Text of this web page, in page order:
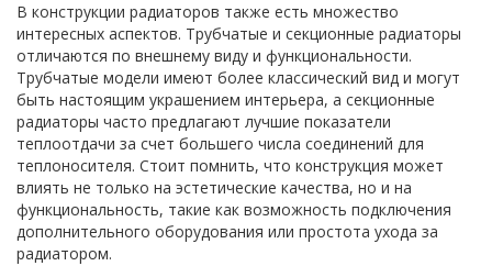
В конструкции радиаторов также есть множество
интересных аспектов. Трубчатые и секционные радиаторы
отличаются по внешнему виду и функциональности.
Трубчатые модели имеют более классический вид и могут
быть настоящим украшением интерьера, а секционные
радиаторы часто предлагают лучшие показатели
теплоотдачи за счет большего числа соединений для
теплоносителя. Стоит помнить, что конструкция может
влиять не только на эстетические качества, но и на
функциональность, такие как возможность подключения
дополнительного оборудования или простота ухода за
радиатором.